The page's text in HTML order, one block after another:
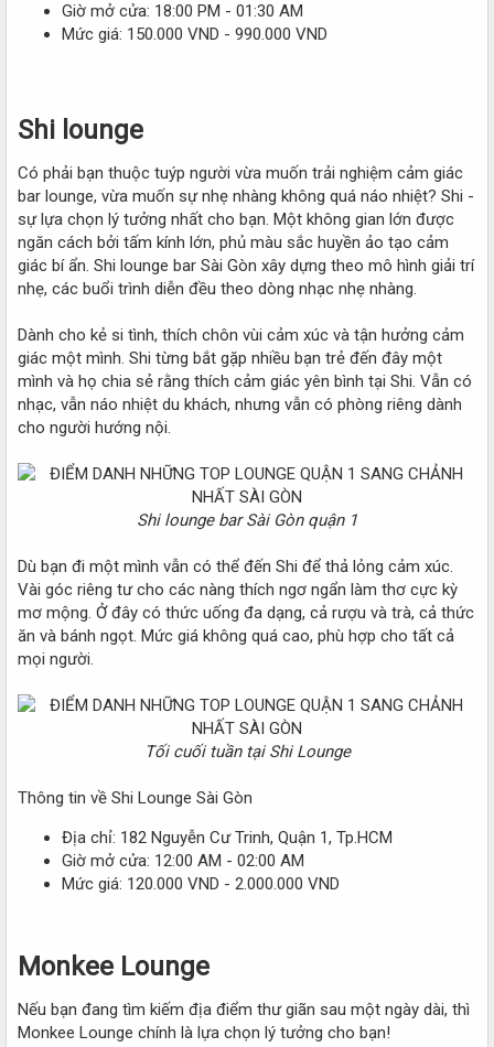
Giờ mở cửa: 18:00 PM - 01:30 AM
Mức giá: 150.000 VND - 990.000 VND
Shi lounge
Có phải bạn thuộc tuýp người vừa muốn trải nghiệm cảm giác
bar lounge, vừa muốn sự nhẹ nhàng không quá náo nhiệt? Shi -
sự lựa chọn lý tưởng nhất cho bạn. Một không gian lớn được
ngăn cách bởi tấm kính lớn, phủ màu sắc huyền ảo tạo cảm
giác bí ẩn. Shi lounge bar Sài Gòn xây dựng theo mô hình giải trí
nhẹ, các buổi trình diễn đều theo dòng nhạc nhẹ nhàng.
Dành cho kẻ si tình, thích chôn vùi cảm xúc và tận hưởng cảm
giác một mình. Shi từng bắt gặp nhiều bạn trẻ đến đây một
mình và họ chia sẻ rằng thích cảm giác yên bình tại Shi. Vẫn có
nhạc, vẫn náo nhiệt du khách, nhưng vẫn có phòng riêng dành
cho người hướng nội.
Shi lounge bar Sài Gòn quận 1
Dù bạn đi một mình vẫn có thể đến Shi để thả lỏng cảm xúc.
Vài góc riêng tư cho các nàng thích ngơ ngẩn làm thơ cực kỳ
mơ mộng. Ở đây có thức uống đa dạng, cả rượu và trà, cả thức
ăn và bánh ngọt. Mức giá không quá cao, phù hợp cho tất cả
mọi người.
Tối cuối tuần tại Shi Lounge
Thông tin về Shi Lounge Sài Gòn
Địa chỉ: 182 Nguyễn Cư Trinh, Quận 1, Tp.HCM
Giờ mở cửa: 12:00 AM - 02:00 AM
Mức giá: 120.000 VND - 2.000.000 VND
Monkee Lounge
Nếu bạn đang tìm kiếm địa điểm thư giãn sau một ngày dài, thì
Monkee Lounge chính là lựa chọn lý tưởng cho bạn!